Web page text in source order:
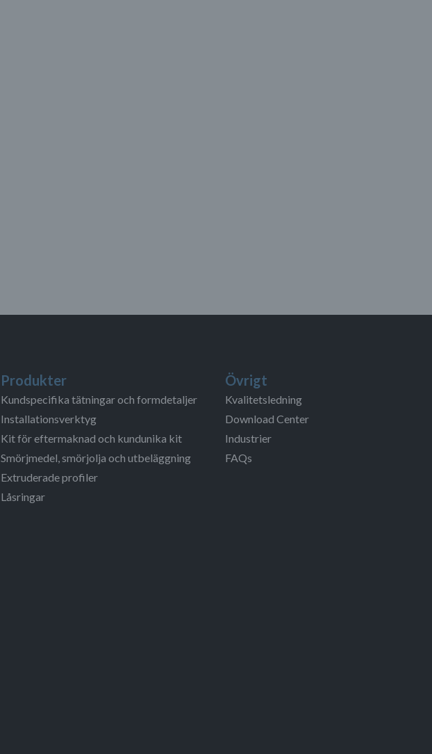
Produkter
Kundspecifika tätningar och formdetaljer
Installationsverktyg
Kit för eftermaknad och kundunika kit
Smörjmedel, smörjolja och utbeläggning
Extruderade profiler
Låsringar
Övrigt
Kvalitetsledning
Download Center
Industrier
FAQs